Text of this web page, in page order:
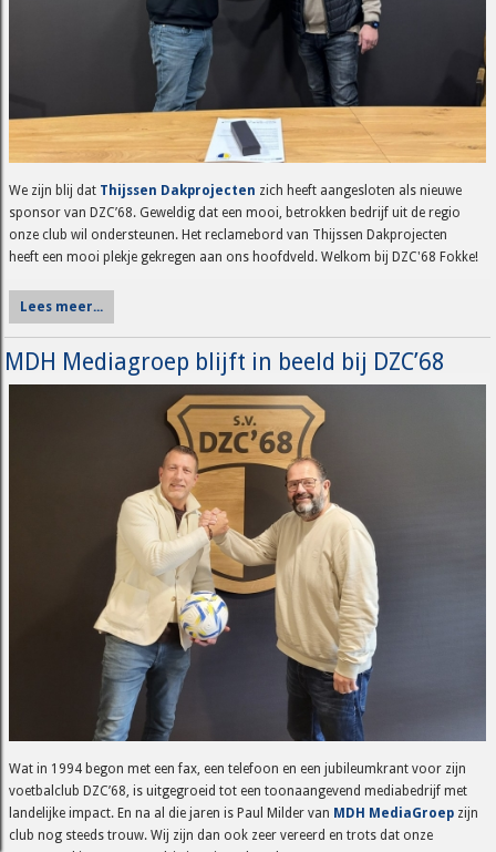
We zijn blij dat Thijssen Dakprojecten zich heeft aangesloten als nieuwe
sponsor van DZC’68. Geweldig dat een mooi, betrokken bedrijf uit de regio
onze club wil ondersteunen. Het reclamebord van Thijssen Dakprojecten
heeft een mooi plekje gekregen aan ons hoofdveld. Welkom bij DZC'68 Fokke!
Lees meer...
MDH Mediagroep blijft in beeld bij DZC’68
Wat in 1994 begon met een fax, een telefoon en een jubileumkrant voor zijn
voetbalclub DZC’68, is uitgegroeid tot een toonaangevend mediabedrijf met
landelijke impact. En na al die jaren is Paul Milder van MDH MediaGroep zijn
club nog steeds trouw. Wij zijn dan ook zeer vereerd en trots dat onze